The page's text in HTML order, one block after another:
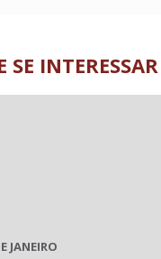
SE
JANEIRO